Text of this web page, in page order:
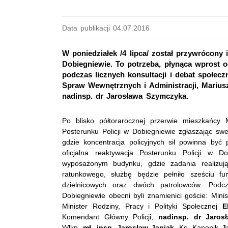
Data publikacji 04.07.2016
W poniedziałek /4 lipca/ został
Dobiegniewie. To potrzeba, płynąca wprost
podczas licznych konsultacji i debat
Spraw Wewnętrznych i Administracji,
nadinsp. dr Jarosława Szymczyka.
Po blisko półtorarocznej przerwie
Posterunku Policji w Dobiegniewie zgłaszając
gdzie koncentracja policyjnych sił powinna być
oficjalna reaktywacja Posterunku Policji w
wyposażonym budynku, gdzie zadania
ratunkowego, służbę będzie pełniło sześciu
dzielnicowych oraz dwóch patrolowców.
Dobiegniewie obecni byli znamienici goście:
Minister Rodziny, Pracy i Polityki Społecznej
Komendant Główny Policji, nadinsp. dr